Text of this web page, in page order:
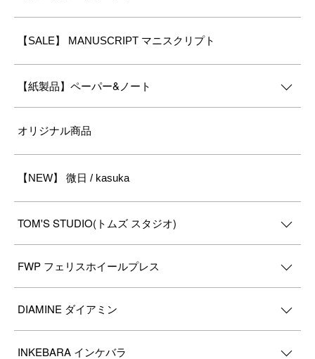
【SALE】 MANUSCRIPT マニスクリプト
【紙製品】ペーパー&ノート
オリジナル商品
【NEW】 微日 / kasuka
TOM'S STUDIO(トムズ スタジオ)
FWP フェリスホイールプレス
DIAMINE ダイアミン
INKEBARA インケバラ